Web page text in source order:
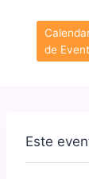
contenido
de
Este